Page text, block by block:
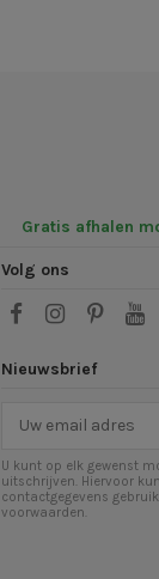
Gratis afhalen
Volg ons
Nieuwsbrief
U kunt op elk gewenst
uitschrijven. Hiervoor
contactgegevens
voorwaarden.